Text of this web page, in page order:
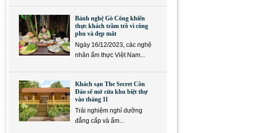
Bánh nghệ Gò Công khiến
thực khách trầm trồ vì công
phu và đẹp mắt
Ngày 16/12/2023, các nghệ
nhân ẩm thực Việt Nam...
Khách sạn The Secret Côn
Đảo sẽ mở cửa khu biệt thự
vào tháng 11
Trải nghiệm nghỉ dưỡng
đẳng cấp và ẩm...